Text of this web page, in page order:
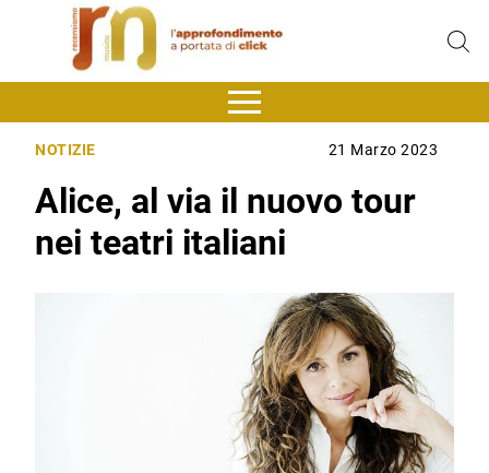
NOTIZIE 21 Marzo 2023
Alice, al via il nuovo tour
nei teatri italiani